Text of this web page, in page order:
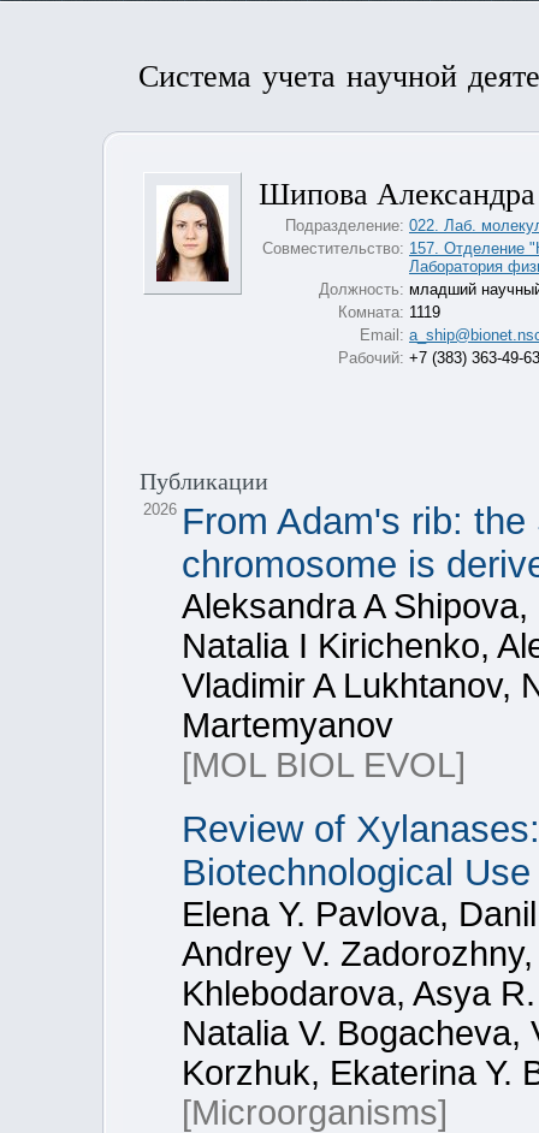
Система учета научной
Шипова
Подразделение: 022. Лаб.
Совместительство: 157. Отделение
Лаборатория
Должность: младший
Комната: 1119
Email:
Рабочий: +7 (383) 363-49-
Публикации
2026 From Adam's rib:
chromosome is
Aleksandra A
Natalia I Kirichenko,
Vladimir A Lukhtanov,
Martemyanov
[MOL BIOL EVOL]
Review of
Biotechnological Use
Elena Y. Pavlova,
Andrey V.
Khlebodarova, Asya
Natalia V. Bogacheva,
Korzhuk, Ekaterina Y.
[Microorganisms]